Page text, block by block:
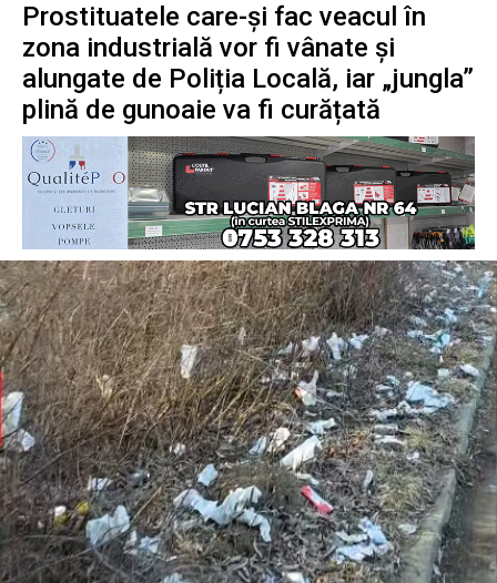
Prostituatele care-și fac veacul în
zona industrială vor fi vânate și
alungate de Poliția Locală, iar „jungla”
plină de gunoaie va fi curățată